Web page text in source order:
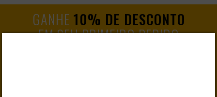
GANHE 10% DE DESCONTO
EM SEU PRIMEIRO PEDIDO